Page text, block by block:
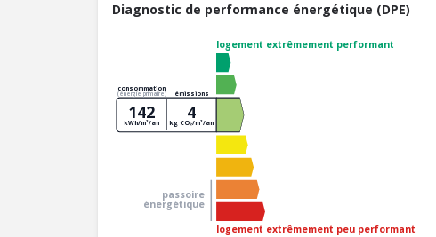
Diagnostic de performance énergétique (DPE)
logement extrêmement performant
logement extrêmement peu performant
passoire
énergétique
consommation
(énergie primaire) émissions
142
kWh/m²/an
4
kg CO₂/m²/an